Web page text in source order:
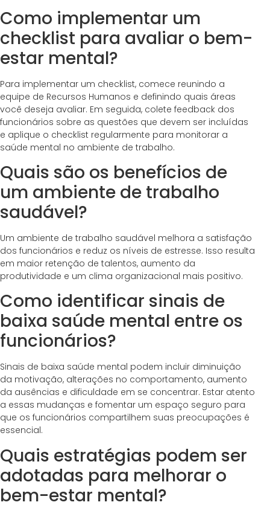
Como implementar um
checklist para avaliar o bem-
estar mental?
Para implementar um checklist, comece reunindo a
equipe de Recursos Humanos e definindo quais áreas
você deseja avaliar. Em seguida, colete feedback dos
funcionários sobre as questões que devem ser incluídas
e aplique o checklist regularmente para monitorar a
saúde mental no ambiente de trabalho.
Quais são os benefícios de
um ambiente de trabalho
saudável?
Um ambiente de trabalho saudável melhora a satisfação
dos funcionários e reduz os níveis de estresse. Isso resulta
em maior retenção de talentos, aumento da
produtividade e um clima organizacional mais positivo.
Como identificar sinais de
baixa saúde mental entre os
funcionários?
Sinais de baixa saúde mental podem incluir diminuição
da motivação, alterações no comportamento, aumento
da ausências e dificuldade em se concentrar. Estar atento
a essas mudanças e fomentar um espaço seguro para
que os funcionários compartilhem suas preocupações é
essencial.
Quais estratégias podem ser
adotadas para melhorar o
bem-estar mental?